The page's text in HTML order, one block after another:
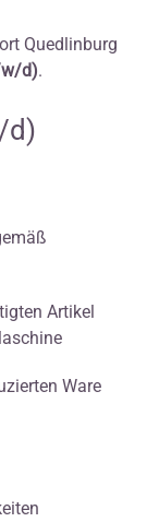
Quedlinburg
w/d).
d)
Artikel
Ware